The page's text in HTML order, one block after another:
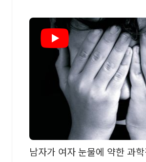
남자가 여자 눈물에 약한 과